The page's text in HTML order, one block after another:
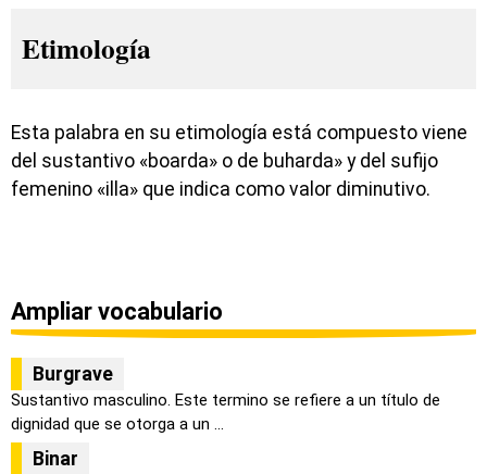
Etimología
Esta palabra en su etimología está compuesto viene
del sustantivo «boarda» o de buharda» y del sufijo
femenino «illa» que indica como valor diminutivo.
Ampliar vocabulario
Burgrave
Sustantivo masculino. Este termino se refiere a un título de
dignidad que se otorga a un ...
Binar